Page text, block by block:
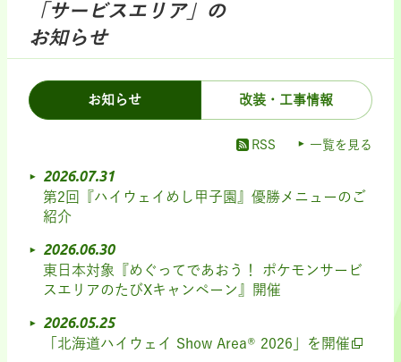
「サービスエリア」の
お知らせ
お知らせ 改装・工事情報
RSS 一覧を見る
2026.07.31
第2回『ハイウェイめし甲子園』優勝メニューのご
紹介
2026.06.30
東日本対象『めぐってであおう！ ポケモンサービ
スエリアのたびXキャンペーン』開催
2026.05.25
「北海道ハイウェイ Show Area® 2026」を開催